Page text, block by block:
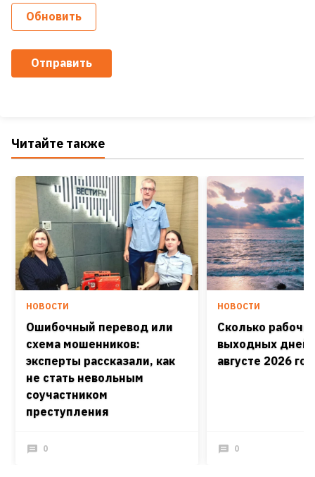
Обновить
Отправить
Читайте также
НОВОСТИ
Ошибочный перевод или
схема мошенников:
эксперты рассказали, как
не стать невольным
соучастником
преступления
0
НОВОСТИ
Сколько
выходных дней
августе 2026
0